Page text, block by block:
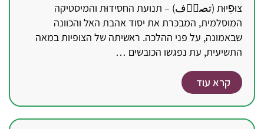
צוּפׅיוּת (تصوؔف) – תנועת החסידוּת והמיסטיקה
המוסלמית, המבכּרת את יסוד אהבת האל והכוונה
שבאמונה, על פני ההלכה. ראשיתה של הצופיות במאה
התשיעית, עת נפגשו הכובשים …
קרא עוד